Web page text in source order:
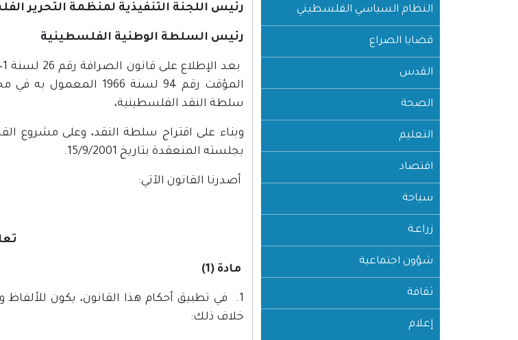
النظام السياسي الفلسطيني
قضايا الصراع
القدس
الصحة
التعليم
اقتصاد
سياحة
زراعـة
شؤون اجتماعية
ثقافة
إعلام
رئيس اللجنة التنفيذية لمنظمة التحرير
رئيس السلطة الوطنية الفلسطينية
سلطة النقد الفلسطينية،
وبناء على اقتراح سلطة النقد، وعلى مشروع
بجلسته المنعقدة بتاريخ 15/9/2001.
أصدرنا القانون الآتي:
مادة (1)
1. في تطبيق أحكام هذا القانون، يكون للألفاظ
خلاف ذلك: